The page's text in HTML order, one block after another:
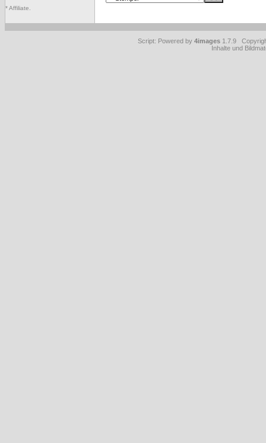
* Affiliate.
Script: Powered by 4images 1.7.9
Inhalte und